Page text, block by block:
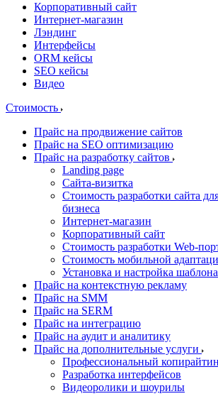
Корпоративный сайт
Интернет-магазин
Лэндинг
Интерфейсы
ORM кейсы
SEO кейсы
Видео
Стоимость
Прайс на продвижение сайтов
Прайс на SEO оптимизацию
Прайс на разработку сайтов
Landing page
Cайта-визитка
Стоимость разработки сайта
бизнеса
Интернет-магазин
Корпоративный сайт
Стоимость разработки Web-
Стоимость мобильной
Установка и настройка шаблона
Прайс на контекстную рекламу
Прайс на SMM
Прайс на SERM
Прайс на интеграцию
Прайс на аудит и аналитику
Прайс на дополнительные услуги
Профессиональный
Разработка интерфейсов
Видеоролики и шоурилы